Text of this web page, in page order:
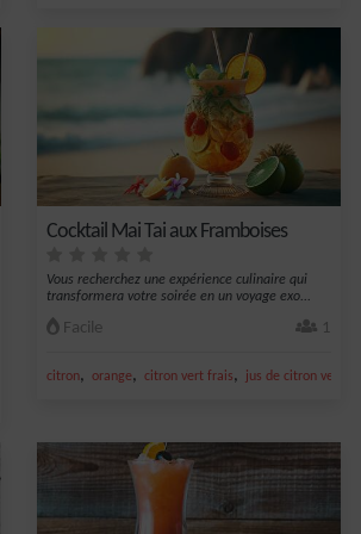
Cocktail Mai Tai aux Framboises
Vous recherchez une expérience culinaire qui
transformera votre soirée en un voyage exo...
Facile 1
citron, orange, citron vert frais, jus de citron vert